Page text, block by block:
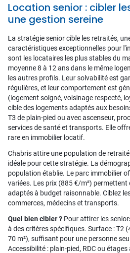
Location senior : cibler
une gestion sereine
La stratégie senior cible les retraités,
caractéristiques exceptionnelles pour
sont les locataires les plus stables du
moyenne 8 à 12 ans dans le même
les autres profils. Leur solvabilité est
régulières, et leur comportement est
(logement soigné, voisinage respecté,
cible des logements adaptés aux
T3 de plain-pied ou avec ascenseur,
services de santé et transports. Elle
rare en immobilier locatif.
Chabris attire une population de
idéale pour cette stratégie. La
population établie. Le parc immobilier
variées. Les prix (885 €/m²) permettent
adaptés à budget raisonnable. Ciblez
commerces, médecins et transports.
Quel bien cibler ? Pour attirer les
à des critères spécifiques. Surface : T2
70 m²), suffisant pour une personne
Accessibilité : plain-pied, RDC ou